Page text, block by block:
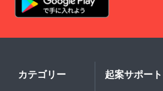
カテゴリー 起案サポート